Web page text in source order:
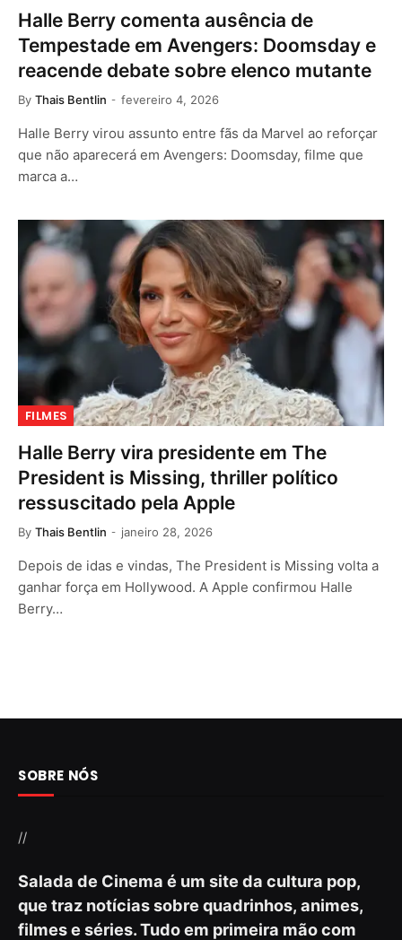
Halle Berry comenta ausência de
Tempestade em Avengers: Doomsday e
reacende debate sobre elenco mutante
By Thais Bentlin fevereiro 4, 2026
Halle Berry virou assunto entre fãs da Marvel ao reforçar
que não aparecerá em Avengers: Doomsday, filme que
marca a…
FILMES
Halle Berry vira presidente em The
President is Missing, thriller político
ressuscitado pela Apple
By Thais Bentlin janeiro 28, 2026
Depois de idas e vindas, The President is Missing volta a
ganhar força em Hollywood. A Apple confirmou Halle
Berry…
SOBRE NÓS
//
Salada de Cinema é um site da cultura pop,
que traz notícias sobre quadrinhos, animes,
filmes e séries. Tudo em primeira mão com